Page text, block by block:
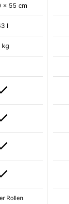
x 55 cm
l
kg
Rollen